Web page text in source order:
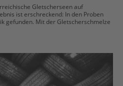
Gletscherseen auf
ist erschreckend: In den Proben
gefunden. Mit der Gletscherschmelze